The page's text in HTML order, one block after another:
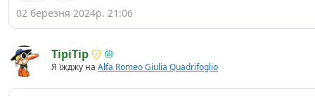
02 березня 2024р. 21:06
TipiTip
Я їжджу на Alfa Romeo Giulia Quadrifoglio